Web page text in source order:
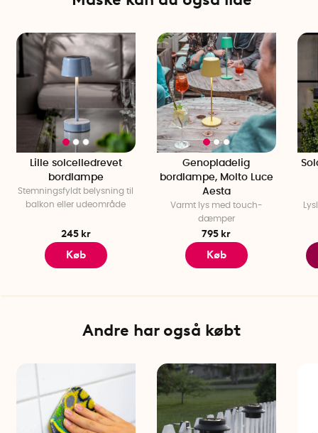
Lyskilde: LED, inkluderet, ikke udskiftelig
Batteri: 1 stk genopladelige AA-batterier, inkluderet
Batteritid: ca 5h
Lysstrøm: 5 lumen
Farvetemperatur: 3000K, varm hvid
Sensor: Skumring/Lysfølsom
Anvendelsesområde: Udendørs
Antal pr. pakke: 1 stk
Lille solcelledrevet
bordlampe
Stemningsfyldt belysning til
balkon eller udeområde
245 kr
Køb
Genopladelig
bordlampe, Molto Luce
Aesta
Varmt lys med touch-
dæmper
795 kr
Køb
Andre har også købt